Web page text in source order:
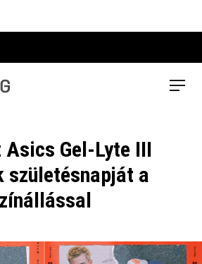
Menu
Asics Gel-Lyte III
születésnapját a